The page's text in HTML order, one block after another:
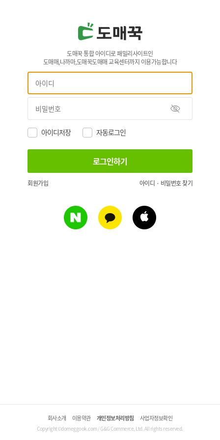
도매꾹 통합 아이디로 패밀리사이트인
도매매,나까마,도매꾹도매매 교육센터까지 이용가능합니다
아이디저장 자동로그인
회원가입 아이디 · 비밀번호 찾기
회사소개 이용약관 개인정보처리방침 사업자정보확인
Copyright©domeggook.com / G&G Commerce, Ltd. All rights reserved.